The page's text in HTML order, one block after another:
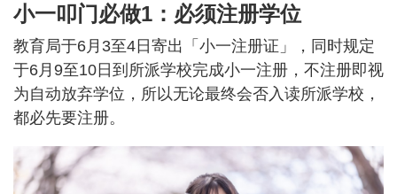
小一叩门必做1：必须注册学位
教育局于6月3至4日寄出「小一注册证」，同时规定
于6月9至10日到所派学校完成小一注册，不注册即视
为自动放弃学位，所以无论最终会否入读所派学校，
都必先要注册。